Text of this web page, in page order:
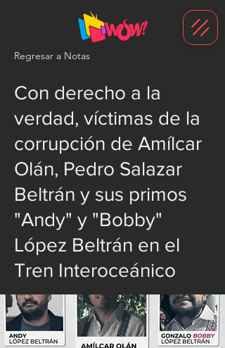
Regresar a Notas
Con derecho a la
verdad, víctimas de la
corrupción de Amílcar
Olán, Pedro Salazar
Beltrán y sus primos
"Andy" y "Bobby"
López Beltrán en el
Tren Interoceánico